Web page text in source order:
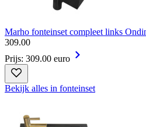
Marho fonteinset compleet links
309.00
Prijs: 309.00 euro
Bekijk alles in fonteinset